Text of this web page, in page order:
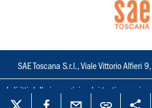
SAE Toscana S.r.l., Viale Vittorio Alfieri
I diritti delle immagini e dei testi sono
loro riproduzione con qualsiasi mezzo e